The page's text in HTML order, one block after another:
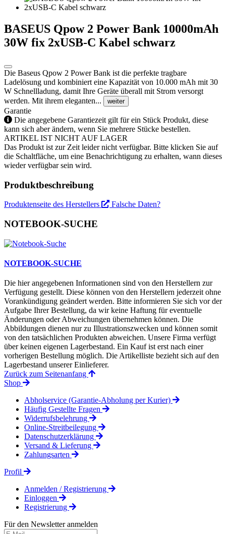
BASEUS Qpow 2 Power Bank 10000mAh
30W fix 2xUSB-C Kabel schwarz
Die Baseus Qpow 2 Power Bank ist die perfekte tragbare
Ladelösung und kombiniert eine Kapazität von 10.000 mAh mit 30
W Schnellladung, damit Ihre Geräte überall mit Strom versorgt
werden. Mit ihrem eleganten...
weiter
Garantie
Die angegebene Garantiezeit gilt für ein Stück Produkt, diese
kann sich aber ändern, wenn Sie mehrere Stücke bestellen.
ARTIKEL IST NICHT AUF LAGER
Das Produkt ist zur Zeit leider nicht verfügbar. Bitte klicken Sie auf
die Schaltfläche, um eine Benachrichtigung zu erhalten, wann dieses
wieder verfügbar sein wird.
Produktbeschreibung
Produktenseite des Herstellers Falsche Daten?
NOTEBOOK-SUCHE
NOTEBOOK-SUCHE
Die hier angegebenen Informationen sind von den Herstellern zur
Verfügung gestellt. Diese können von den Herstellern jederzeit ohne
Vorankündigung geändert werden. Bitte informieren Sie sich vor der
Aufgabe Ihrer Bestellung, da wir keine Haftung für eventuelle
Änderungen oder Abweichungen übernehmen können. Die
Abbildungen dienen nur zu Illustrationszwecken und können somit
von den tatsächlichen Produkten abweichen. Unsere Firma verfügt
über keinen eigenen Lagerbestand. Ein Kauf ist erst nach einer
vorherigen Bestellung möglich. Die Artikelliste bezieht sich auf den
Lagerbestand unserer Einlieferer.
Zurück zum Seitenanfang
Shop
Abholservice (Garantie-Abholung per Kurier)
Häufig Gestellte Fragen
Widerrufsbelehrung
Online-Streitbeilegung
Datenschutzerklärung
Versand & Lieferung
Zahlungsarten
Profil
Anmelden / Registrierung
Einloggen
Registrierung
Für den Newsletter anmelden